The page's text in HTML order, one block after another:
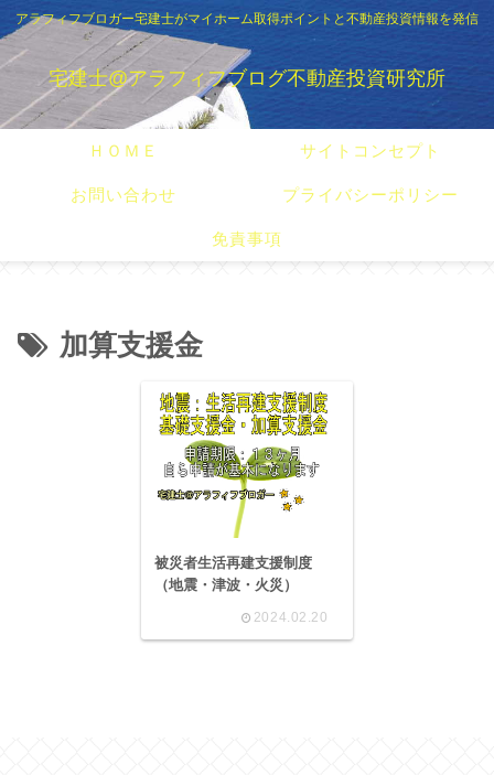
アラフィフブロガー宅建士がマイホーム取得ポイントと不動産投資情報を発信
宅建士@アラフィフブログ不動産投資研究所
ＨＯＭＥ サイトコンセプト
お問い合わせ プライバシーポリシー
免責事項
加算支援金
被災者生活再建支援制度
（地震・津波・火災）
2024.02.20